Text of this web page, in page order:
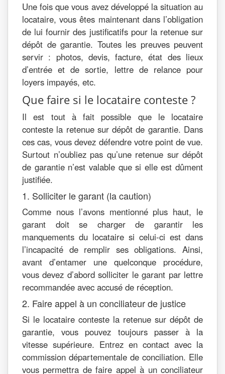
Une fois que vous avez développé la situation au
locataire, vous êtes maintenant dans l’obligation
de lui fournir des justificatifs pour la retenue sur
dépôt de garantie. Toutes les preuves peuvent
servir : photos, devis, facture, état des lieux
d’entrée et de sortie, lettre de relance pour
loyers impayés, etc.
Que faire si le locataire conteste ?
Il est tout à fait possible que le locataire
conteste la retenue sur dépôt de garantie. Dans
ces cas, vous devez défendre votre point de vue.
Surtout n’oubliez pas qu’une retenue sur dépôt
de garantie n’est valable que si elle est dûment
justifiée.
1. Solliciter le garant (la caution)
Comme nous l’avons mentionné plus haut, le
garant doit se charger de garantir les
manquements du locataire si celui-ci est dans
l’incapacité de remplir ses obligations. Ainsi,
avant d’entamer une quelconque procédure,
vous devez d’abord solliciter le garant par lettre
recommandée avec accusé de réception.
2. Faire appel à un conciliateur de justice
Si le locataire conteste la retenue sur dépôt de
garantie, vous pouvez toujours passer à la
vitesse supérieure. Entrez en contact avec la
commission départementale de conciliation. Elle
vous permettra de faire appel à un conciliateur